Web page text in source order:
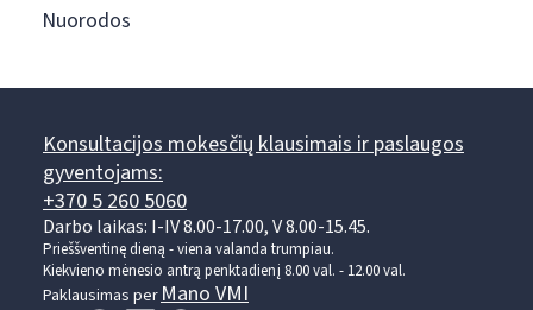
Nuorodos
Konsultacijos mokesčių klausimais ir paslaugos
gyventojams:
+370 5 260 5060
Darbo laikas: I-IV 8.00-17.00, V 8.00-15.45.
Prieššventinę dieną - viena valanda trumpiau.
Kiekvieno mėnesio antrą penktadienį 8.00 val. - 12.00 val.
Paklausimas per Mano VMI